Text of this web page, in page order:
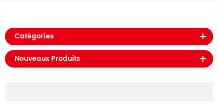
Catégories
Nouveaux Produits